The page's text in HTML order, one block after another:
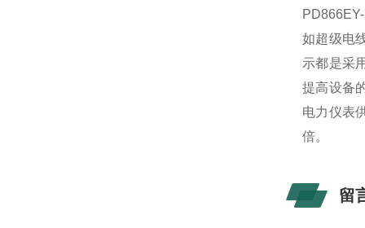
如超级电
示都是采
提高设备
电力仪表
倍。
留